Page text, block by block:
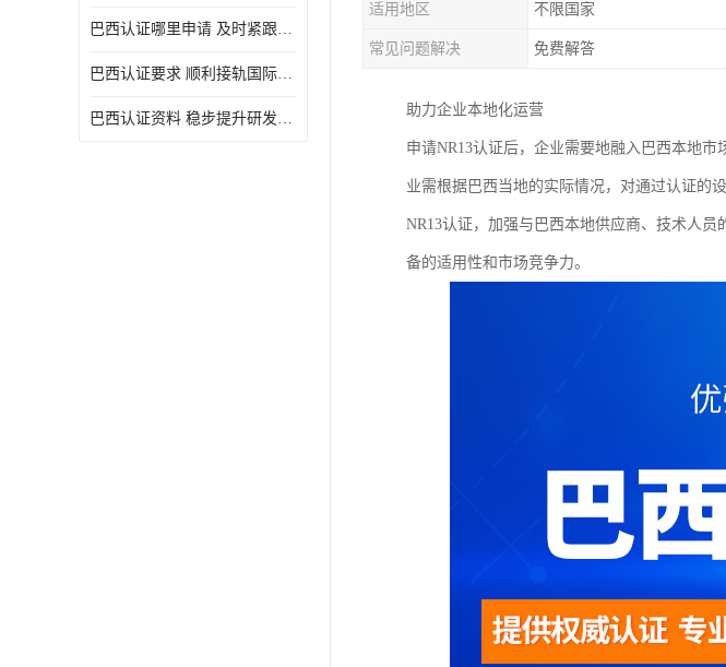
巴西认证哪里申请 及时紧跟法规变化
巴西认证要求 顺利接轨国际规范
巴西认证资料 稳步提升研发能力
适用地区 不限国家
常见问题解决 免费解答
助力企业本地化运营
申请NR13认证后，企业需要地融入巴西本地
业需根据巴西当地的实际情况，对通过认证的
NR13认证，加强与巴西本地供应商、技术人
备的适用性和市场竞争力。